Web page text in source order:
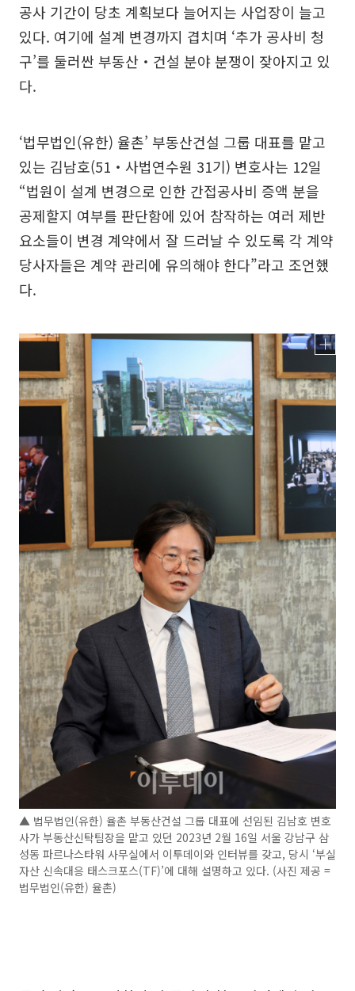
공사 기간이 당초 계획보다 늘어지는 사업장이 늘고
있다. 여기에 설계 변경까지 겹치며 ‘추가 공사비 청
구’를 둘러싼 부동산‧건설 분야 분쟁이 잦아지고 있
다.
‘법무법인(유한) 율촌’ 부동산건설 그룹 대표를 맡고
있는 김남호(51‧사법연수원 31기) 변호사는 12일
“법원이 설계 변경으로 인한 간접공사비 증액 분을
공제할지 여부를 판단함에 있어 참작하는 여러 제반
요소들이 변경 계약에서 잘 드러날 수 있도록 각 계약
당사자들은 계약 관리에 유의해야 한다”라고 조언했
다.
▲ 법무법인(유한) 율촌 부동산건설 그룹 대표에 선임된 김남호 변호
사가 부동산신탁팀장을 맡고 있던 2023년 2월 16일 서울 강남구 삼
성동 파르나스타워 사무실에서 이투데이와 인터뷰를 갖고, 당시 ‘부실
자산 신속대응 태스크포스(TF)’에 대해 설명하고 있다. (사진 제공 =
법무법인(유한) 율촌)